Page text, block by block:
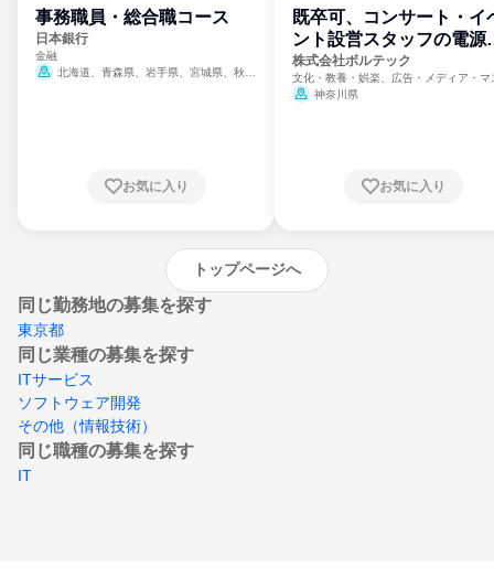
事務職員・総合職コース
日本銀行
金融
北海道、青森県、岩手県、宮城県、秋田
崎県、熊本県、大分県、宮崎県、鹿児島県、
お気に入り
既卒可、コンサート・イ
ント設営スタッフの電源
門
株式会社ボルテック
文化・教養・娯楽、広告・メディア・マ
ミ、電力・ガス・水道・エネルギー
神奈川県
お気に入り
トップページへ
同じ勤務地の募集を探す
東京都
同じ業種の募集を探す
ITサービス
ソフトウェア開発
その他（情報技術）
同じ職種の募集を探す
IT